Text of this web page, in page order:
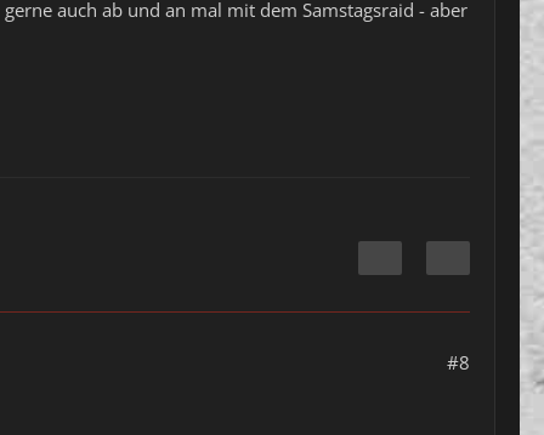
auch ab und an mal mit dem Samstagsraid - aber
#8